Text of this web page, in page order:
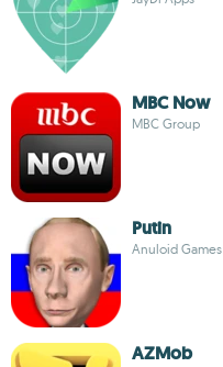
MBC Now
MBC Group
Putin
Anuloid Games
AZMob